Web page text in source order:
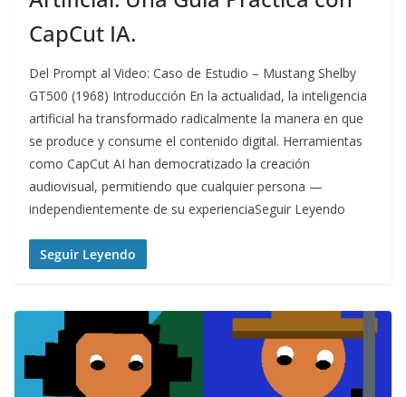
CapCut IA.
Del Prompt al Video: Caso de Estudio – Mustang Shelby
GT500 (1968) Introducción En la actualidad, la inteligencia
artificial ha transformado radicalmente la manera en que
se produce y consume el contenido digital. Herramientas
como CapCut AI han democratizado la creación
audiovisual, permitiendo que cualquier persona —
independientemente de su experienciaSeguir Leyendo
Seguir Leyendo